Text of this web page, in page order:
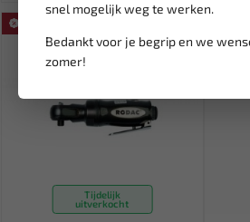
snel mogelijk weg te werken.
Bedankt voor je begrip en we
zomer!
Tijdelijk
uitverkocht